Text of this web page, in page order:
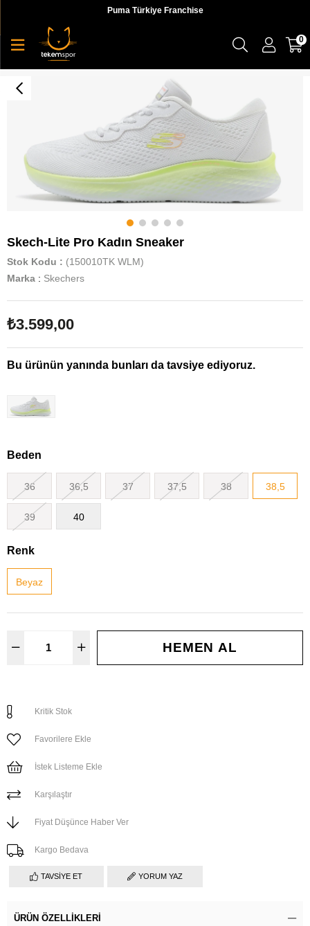
Puma Türkiye Franchise
0
Skech-Lite Pro Kadın Sneaker
Stok Kodu
(150010TK WLM)
Marka : Skechers
₺3.599,00
Bu ürünün yanında bunları da tavsiye ediyoruz.
Beden
36 36,5 37 37,5 38 38,5
39 40
Renk
Beyaz
Kritik Stok
Favorilere Ekle
İstek Listeme Ekle
Karşılaştır
Fiyat Düşünce Haber Ver
Kargo Bedava
TAVSIYE ET YORUM YAZ
ÜRÜN ÖZELLIKLERI